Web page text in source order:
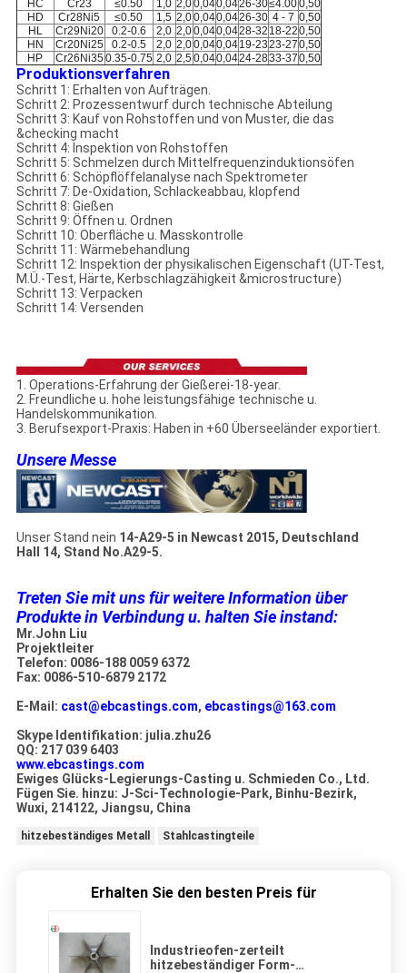
HC Cr23 ≤0.50 1,0 2,00,040,0426-30≤4.000,50
HD
Cr28Ni5 ≤0.50 1,5 2,00,040,0426-30 4 - 7 0,50
HL
Cr29Ni20 0.2-0.6 2,0 2,00,040,0428-32 18-220,50
HN
Cr20Ni25 0.2-0.5 2,0 2,00,040,0419-2323-270,50
HP
Cr26Ni350.35-0.75 2,0 2,50,040,0424-2833-370,50
Produktionsverfahren
Schritt 1: Erhalten von Aufträgen.
Schritt 2: Prozessentwurf durch technische Abteilung
Schritt 3: Kauf von Rohstoffen und von Muster, die das
&checking macht
Schritt 4: Inspektion von Rohstoffen
Schritt 5: Schmelzen durch Mittelfrequenzinduktionsöfen
Schritt 6: Schöpflöffelanalyse nach Spektrometer
Schritt 7: De-Oxidation, Schlackeabbau, klopfend
Schritt 8: Gießen
Schritt 9: Öffnen u. Ordnen
Schritt 10: Oberfläche u. Masskontrolle
Schritt 11: Wärmebehandlung
Schritt 12: Inspektion der physikalischen Eigenschaft (UT-Test,
M.Ü.-Test, Härte, Kerbschlagzähigkeit &microstructure)
Schritt 13: Verpacken
Schritt 14: Versenden
1. Operations-Erfahrung der Gießerei-18-year.
2. Freundliche u. hohe leistungsfähige technische u.
Handelskommunikation.
3. Berufsexport-Praxis: Haben in +60 Überseeländer exportiert.
Unsere Messe
Unser Stand nein 14-A29-5 in Newcast 2015, Deutschland
Hall 14, Stand No.A29-5.
Treten Sie mit uns für weitere Information über
Produkte in Verbindung u. halten Sie instand:
Mr.John Liu
Projektleiter
Telefon: 0086-188 0059 6372
Fax: 0086-510-6879 2172
E-Mail: cast@ebcastings.com, ebcastings@163.com
Skype Identifikation: julia.zhu26
QQ: 217 039 6403
www.ebcastings.com
Ewiges Glücks-Legierungs-Casting u. Schmieden Co., Ltd.
Fügen Sie. hinzu: J-Sci-Technologie-Park, Binhu-Bezirk,
Wuxi, 214122, Jiangsu, China
hitzebeständiges Metall Stahlcastingteile
Erhalten Sie den besten Preis für
Industrieofen-zerteilt
hitzebeständiger Form-